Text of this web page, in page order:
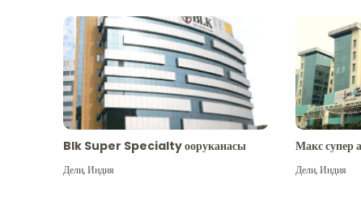
Blk Super Specialty ооруканасы
Дели,Индия
Макс супер
Дели,Индия